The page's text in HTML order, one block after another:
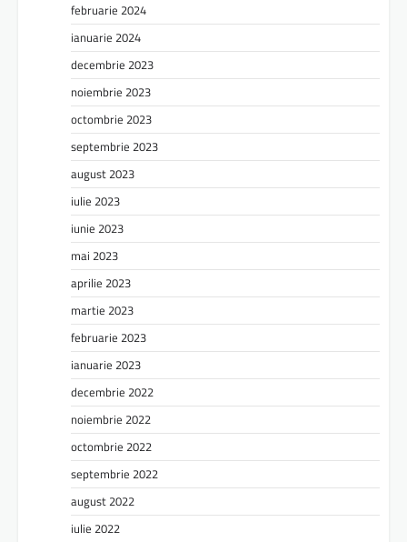
februarie 2024
ianuarie 2024
decembrie 2023
noiembrie 2023
octombrie 2023
septembrie 2023
august 2023
iulie 2023
iunie 2023
mai 2023
aprilie 2023
martie 2023
februarie 2023
ianuarie 2023
decembrie 2022
noiembrie 2022
octombrie 2022
septembrie 2022
august 2022
iulie 2022